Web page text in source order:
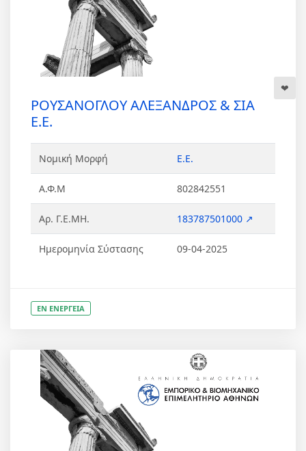
ΡΟΥΣΑΝΟΓΛΟΥ ΑΛΕΞΑΝΔΡΟΣ & ΣΙΑ
Ε.Ε.
Νομική Μορφή Ε.Ε.
Α.Φ.Μ 802842551
Αρ. Γ.Ε.ΜΗ. 183787501000 ↗
Ημερομηνία Σύστασης 09-04-2025
ΕΝ ΕΝΕΡΓΕΙΑ